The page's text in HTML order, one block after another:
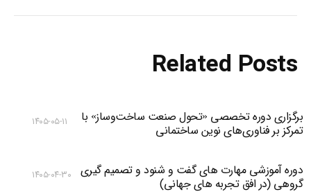
Related Posts
برگزاری دوره تخصصی «تحول صنعت ساخت‌وساز» با
تمرکز بر فناوری‌های نوین ساختمانی
۱۴۰۵-۰۵-۱۱
دوره آموزشی مهارت های گفت و شنود و تصمیم گیری
گروهی (در افق تجربه های جهانی)
۱۴۰۵-۰۴-۳۰